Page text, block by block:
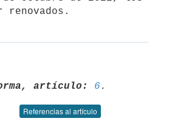
artículo: 6
Referencias al artículo